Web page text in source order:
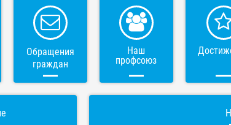
Обращения
граждан
Наш
профсоюз